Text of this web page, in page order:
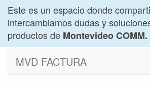
Este es un espacio donde
intercambiamos dudas y
productos de Montevideo COMM.
MVD FACTURA